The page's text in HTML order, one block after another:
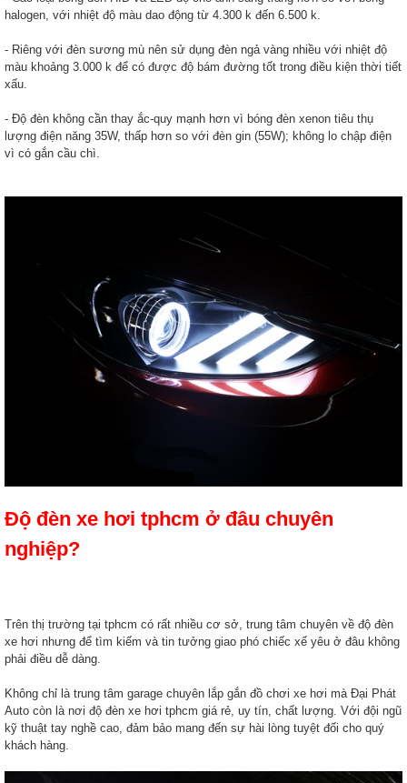
halogen, với nhiệt độ màu dao động từ 4.300 k đến 6.500 k.
- Riêng với đèn sương mù nên sử dụng đèn ngả vàng nhiều với nhiệt độ
màu khoảng 3.000 k để có được độ bám đường tốt trong điều kiện thời tiết
xấu.
- Độ đèn không cần thay ắc-quy mạnh hơn vì bóng đèn xenon tiêu thụ
lượng điện năng 35W, thấp hơn so với đèn gin (55W); không lo chập điện
vì có gắn cầu chì.
Độ đèn xe hơi tphcm ở đâu chuyên
nghiệp?
Trên thị trường tại tphcm có rất nhiều cơ sở, trung tâm chuyên về độ đèn
xe hơi nhưng để tìm kiếm và tin tưởng giao phó chiếc xế yêu ở đâu không
phải điều dễ dàng.
Không chỉ là trung tâm garage chuyên lắp gắn đồ chơi xe hơi mà Đại Phát
Auto còn là nơi độ đèn xe hơi tphcm giá rẻ, uy tín, chất lượng. Với đội ngũ
kỹ thuật tay nghề cao, đảm bảo mang đến sự hài lòng tuyệt đối cho quý
khách hàng.